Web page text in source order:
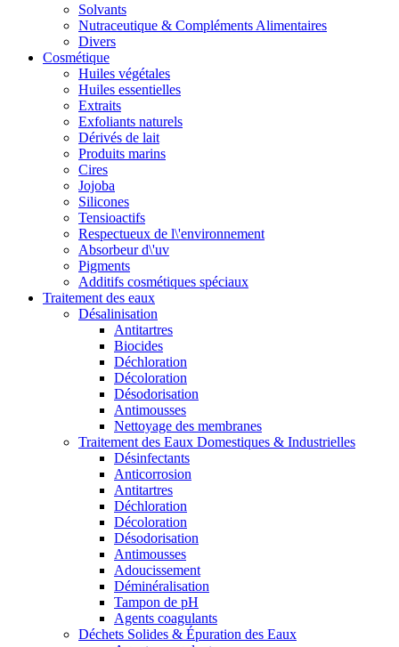
Solvants
Nutraceutique & Compléments Alimentaires
Divers
Cosmétique
Huiles végétales
Huiles essentielles
Extraits
Exfoliants naturels
Dérivés de lait
Produits marins
Cires
Jojoba
Silicones
Tensioactifs
Respectueux de l\'environnement
Absorbeur d\'uv
Pigments
Additifs cosmétiques spéciaux
Traitement des eaux
Désalinisation
Antitartres
Biocides
Déchloration
Décoloration
Désodorisation
Antimousses
Nettoyage des membranes
Traitement des Eaux Domestiques & Industrielles
Désinfectants
Anticorrosion
Antitartres
Déchloration
Décoloration
Désodorisation
Antimousses
Adoucissement
Déminéralisation
Tampon de pH
Agents coagulants
Déchets Solides & Épuration des Eaux